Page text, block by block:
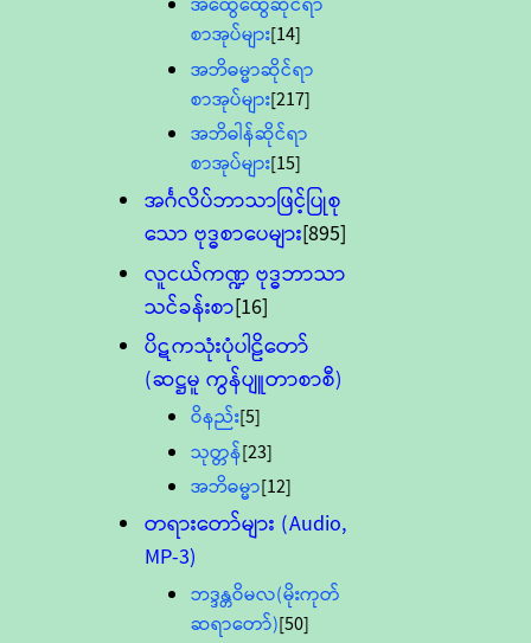
စာအုပ်များ[14]
အဘိဓမ္မာဆိုင်ရာ
စာအုပ်များ[217]
အဘိဓါန်ဆိုင်ရာ
စာအုပ်များ[15]
အင်္ဂလိပ်ဘာသာဖြင့်ပြုစု
သော ဗုဒ္ဓစာပေများ[895]
လူငယ်ကဏ္ဍ ဗုဒ္ဓဘာသာ
သင်ခန်းစာ[16]
ပိဋကသုံးပုံပါဠိတော်
(ဆဋ္ဌမူ ကွန်ပျူတာစာစီ)
ဝိနည်း[5]
သုတ္တန်[23]
အဘိဓမ္မာ[12]
တရားတော်များ (Audio,
MP-3)
ဘဒ္ဒန္တဝိမလ(မိုးကုတ်
ဆရာတော်)[50]